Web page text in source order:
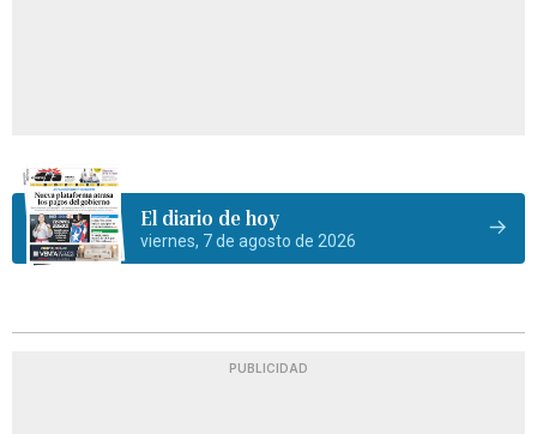
El diario de hoy
viernes, 7 de agosto de 2026
PUBLICIDAD